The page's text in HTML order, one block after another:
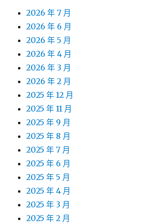
2026 年 7 月
2026 年 6 月
2026 年 5 月
2026 年 4 月
2026 年 3 月
2026 年 2 月
2025 年 12 月
2025 年 11 月
2025 年 9 月
2025 年 8 月
2025 年 7 月
2025 年 6 月
2025 年 5 月
2025 年 4 月
2025 年 3 月
2025 年 2 月